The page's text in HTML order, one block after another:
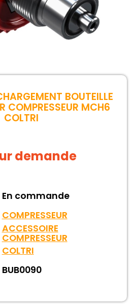
BOUTEILLE
COMPRESSEUR MCH6
COLTRI
demande
En commande
COMPRESSEUR
ACCESSOIRE
COMPRESSEUR
COLTRI
BUB0090